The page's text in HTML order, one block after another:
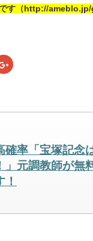
す（http://ameblo.jp/
ク
リ
で
い
ウ
ィ
ン
ド
ウ
ま
確率「宝塚記念
」元調教師が無
！